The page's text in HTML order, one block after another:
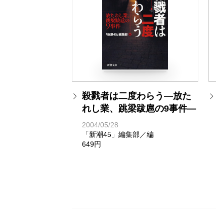
殺戮者は二度わらう―放た
れし業、跳梁跋扈の9事件―
2004/05/28
「新潮45」編集部／編
649円